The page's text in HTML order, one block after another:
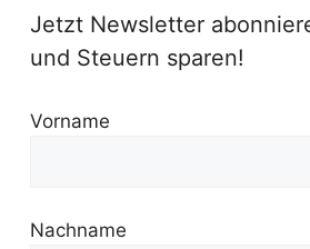
Jetzt Newsletter
und Steuern sparen!
Vorname
Nachname